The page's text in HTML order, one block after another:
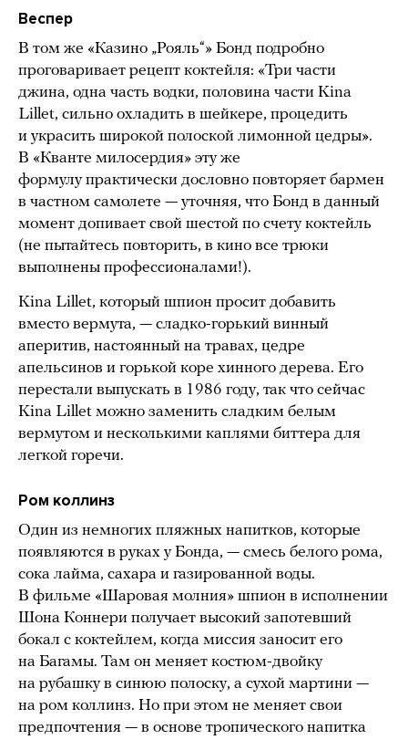
Веспер
В том же «Казино „Рояль“» Бонд подробно
проговаривает рецепт коктейля: «Три части
джина, одна часть водки, половина части Kina
Lillet, сильно охладить в шейкере, процедить
и украсить широкой полоской лимонной цедры».
В «Кванте милосердия» эту же
формулу практически дословно повторяет бармен
в частном самолете — уточняя, что Бонд в данный
момент допивает свой шестой по счету коктейль
(не пытайтесь повторить, в кино все трюки
выполнены профессионалами!).
Kina Lillet, который шпион просит добавить
вместо вермута, — сладко-горький винный
аперитив, настоянный на травах, цедре
апельсинов и горькой коре хинного дерева. Его
перестали выпускать в 1986 году, так что сейчас
Kina Lillet можно заменить сладким белым
вермутом и несколькими каплями биттера для
легкой горечи.
Ром коллинз
Один из немногих пляжных напитков, которые
появляются в руках у Бонда, — смесь белого рома,
сока лайма, сахара и газированной воды.
В фильме «Шаровая молния» шпион в исполнении
Шона Коннери получает высокий запотевший
бокал с коктейлем, когда миссия заносит его
на Багамы. Там он меняет костюм-двойку
на рубашку в синюю полоску, а сухой мартини —
на ром коллинз. Но при этом не меняет свои
предпочтения — в основе тропического напитка